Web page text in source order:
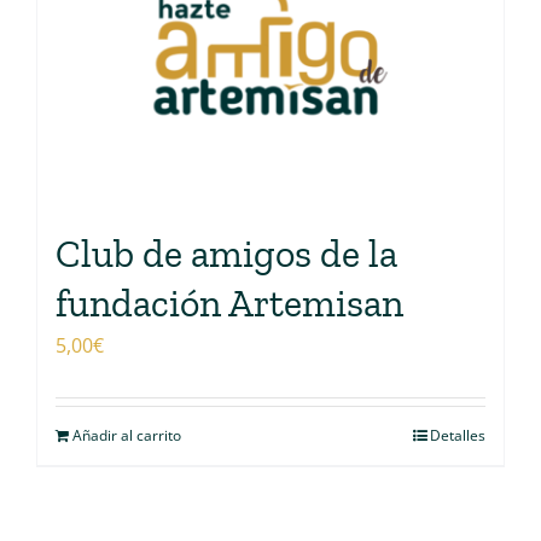
Club de amigos de la
fundación Artemisan
5,00€
Añadir al carrito Detalles